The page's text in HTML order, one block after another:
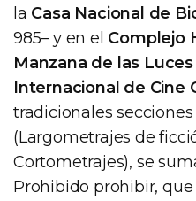
la Casa Nacional de
985– y en el Complejo
Manzana de las Luces
Internacional de Cine
tradicionales
(Largometrajes de
Cortometrajes), se
Prohibido prohibir,